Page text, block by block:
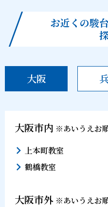
お近くの駿
大阪
大阪市内 ※あいうえお
上本町教室
鶴橋教室
大阪市外 ※あいうえお